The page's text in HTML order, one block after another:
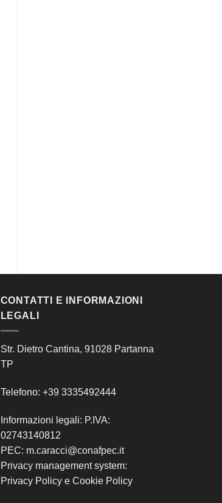
CONTATTI E INFORMAZIONI
LEGALI
Str. Dietro Cantina, 91028 Partanna
TP
Telefono: +39 3335492444
Informazioni legali: P.IVA:
02743140812
PEC: m.caracci@conafpec.it
Privacy management system:
Privacy Policye Cookie Policy